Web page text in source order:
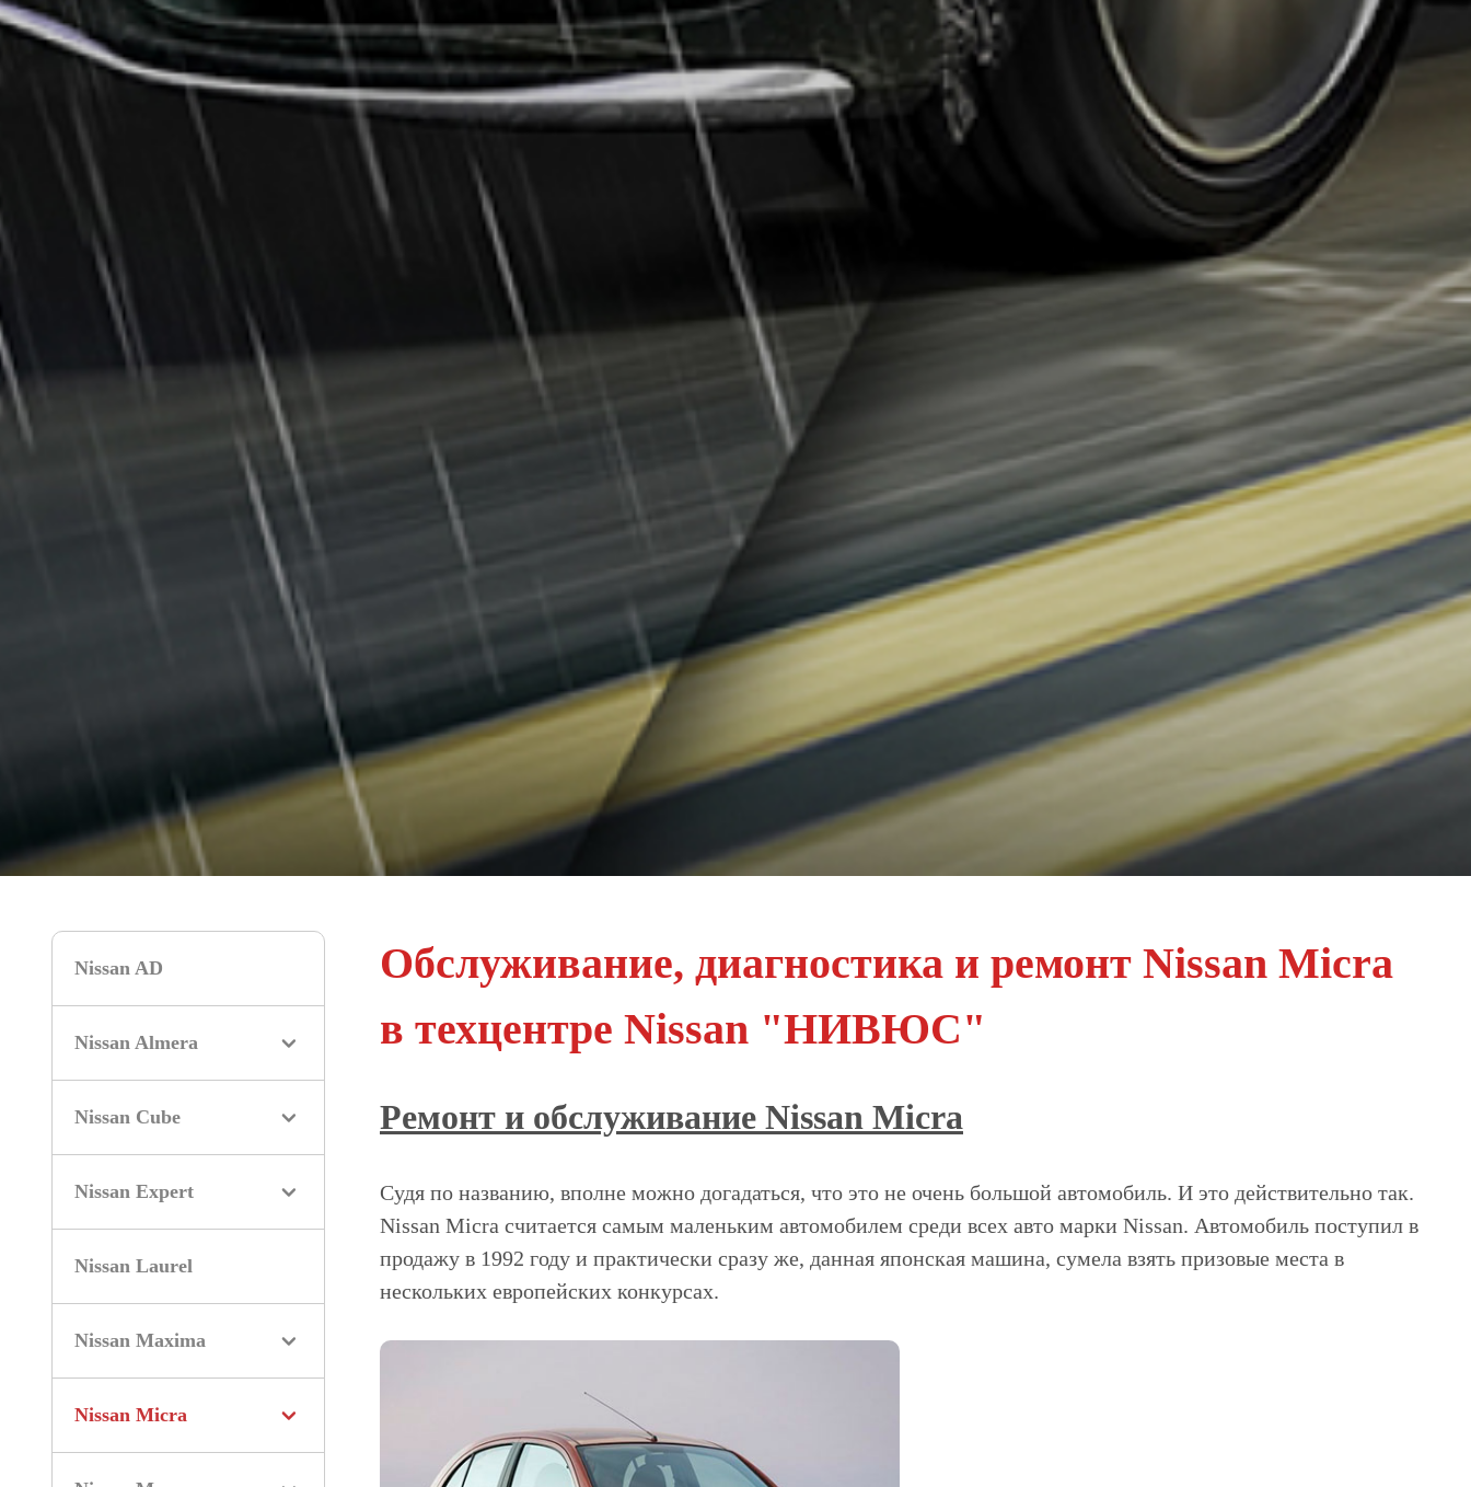
Nissan AD
Nissan Almera
Nissan Cube
Nissan Expert
Nissan Laurel
Nissan Maxima
Nissan Micra
Обслуживание, диагностика и ремонт Nissan Micra
в техцентре Nissan "НИВЮС"
Ремонт и обслуживание Nissan Micra
Судя по названию, вполне можно догадаться, что это не очень большой автомобиль. И это действительно так.
Nissan Micra считается самым маленьким автомобилем среди всех авто марки Nissan. Автомобиль поступил в
продажу в 1992 году и практически сразу же, данная японская машина, сумела взять призовые места в
нескольких европейских конкурсах.